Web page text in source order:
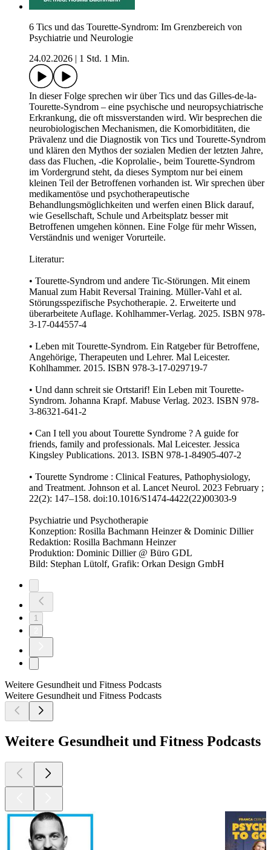
6 Tics und das Tourette-Syndrom: Im Grenzbereich von
Psychiatrie und Neurologie
24.02.2026
1 Std. 1 Min.
In dieser Folge sprechen wir über Tics und das Gilles-de-la-
Tourette-Syndrom – eine psychische und neuropsychiatrische
Erkrankung, die oft missverstanden wird. Wir besprechen die
neurobiologischen Mechanismen, die Komorbiditäten, die
Prävalenz und die Diagnostik von Tics und Tourette-Syndrom
und klären den Mythos der sozialen Medien der letzten Jahre,
dass das Fluchen, -die Koprolalie-, beim Tourette-Syndrom
im Vordergrund steht, da dieses Symptom nur bei einem
kleinen Teil der Betroffenen vorhanden ist. Wir sprechen über
medikamentöse und psychotherapeutische
Behandlungsmöglichkeiten und werfen einen Blick darauf,
wie Gesellschaft, Schule und Arbeitsplatz besser mit
Betroffenen umgehen können. Eine Folge für mehr Wissen,
Verständnis und weniger Vorurteile.
Literatur:
• Tourette-Syndrom und andere Tic-Störungen. Mit einem
Manual zum Habit Reversal Training. Müller-Vahl et al.
Störungsspezifische Psychotherapie. 2. Erweiterte und
überarbeitete Auflage. Kohlhammer-Verlag. 2025. ISBN 978-
3-17-044557-4
• Leben mit Tourette-Syndrom. Ein Ratgeber für Betroffene,
Angehörige, Therapeuten und Lehrer. Mal Leicester.
Kohlhammer. 2015. ISBN 978-3-17-029719-7
• Und dann schreit sie Ortstarif! Ein Leben mit Tourette-
Syndrom. Johanna Krapf. Mabuse Verlag. 2023. ISBN 978-
3-86321-641-2
• Can I tell you about Tourette Syndrome ? A guide for
friends, family and professionals. Mal Leicester. Jessica
Kingsley Publications. 2013. ISBN 978-1-84905-407-2
• Tourette Syndrome : Clinical Features, Pathophysiology,
and Treatment. Johnson et al. Lancet Neurol. 2023 February ;
22(2): 147–158. doi:10.1016/S1474-4422(22)00303-9
Psychiatrie und Psychotherapie
Konzeption: Rosilla Bachmann Heinzer & Dominic Dillier
Redaktion: Rosilla Bachmann Heinzer
Produktion: Dominic Dillier @ Büro GDL
Bild: Stephan Lütolf, Grafik: Orkan Design GmbH
1
Weitere Gesundheit und Fitness Podcasts
Weitere Gesundheit und Fitness Podcasts
Weitere Gesundheit und Fitness Podcasts